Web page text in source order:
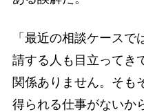
「最近の相談ケース
請する人も目立ってき
関係ありません。そも
得られる仕事がないか